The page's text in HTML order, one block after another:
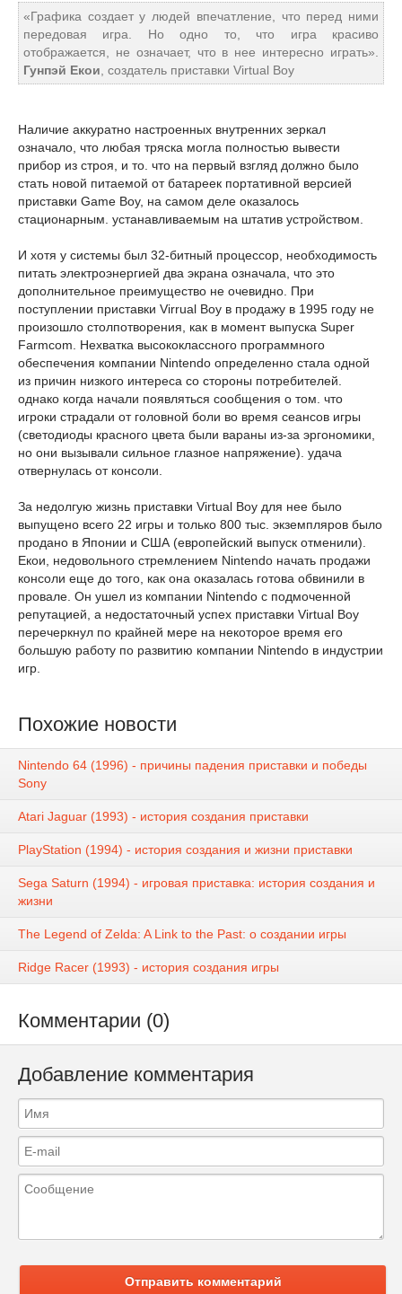
«Графика создает у людей впечатление, что перед ними
передовая игра. Но одно то, что игра красиво
отображается, не означает, что в нее интересно играть».
Гунпэй Екои , создатель приставки Virtual Boy
Наличие аккуратно настроенных внутренних зеркал
означало, что любая тряска могла полностью вывести
прибор из строя, и то. что на первый взгляд должно было
стать новой питаемой от батареек портативной версией
приставки Game Boy, на самом деле оказалось
стационарным. устанавливаемым на штатив устройством.
И хотя у системы был 32-битный процессор, необходимость
питать электроэнергией два экрана означала, что это
дополнительное преимущество не очевидно. При
поступлении приставки Virrual Boy в продажу в 1995 году не
произошло столпотворения, как в момент выпуска Super
Farmcom. Нехватка высококлассного программного
обеспечения компании Nintendo определенно стала одной
из причин низкого интереса со стороны потребителей.
однако когда начали появляться сообщения о том. что
игроки страдали от головной боли во время сеансов игры
(светодиоды красного цвета были вараны из-за эргономики,
но они вызывали сильное глазное напряжение). удача
отвернулась от консоли.
За недолгую жизнь приставки Virtual Boy для нее было
выпущено всего 22 игры и только 800 тыс. экземпляров было
продано в Японии и США (европейский выпуск отменили).
Екои, недовольного стремлением Nintendo начать продажи
консоли еще до того, как она оказалась готова обвинили в
провале. Он ушел из компании Nintendo с подмоченной
репутацией, а недостаточный успех приставки Virtual Boy
перечеркнул по крайней мере на некоторое время его
большую работу по развитию компании Nintendo в индустрии
игр.
Похожие новости
Nintendo 64 (1996) - причины падения приставки и победы
Sony
Atari Jaguar (1993) - история создания приставки
PlayStation (1994) - история создания и жизни приставки
Sega Saturn (1994) - игровая приставка: история создания и
жизни
The Legend of Zelda: A Link to the Past: о создании игры
Ridge Racer (1993) - история создания игры
Комментарии (0)
Добавление комментария
Отправить комментарий